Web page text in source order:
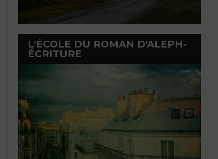
L'ÉCOLE DU ROMAN D'ALEPH-
ÉCRITURE